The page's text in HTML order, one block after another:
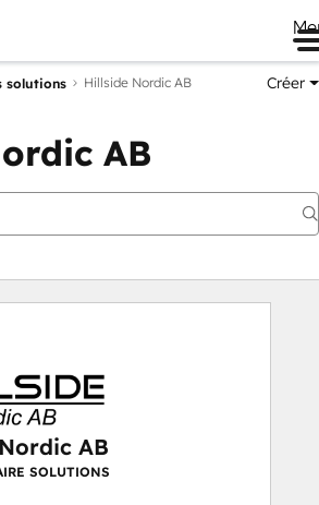
solutions Hillside Nordic AB Créer
AB
AB
SOLUTIONS